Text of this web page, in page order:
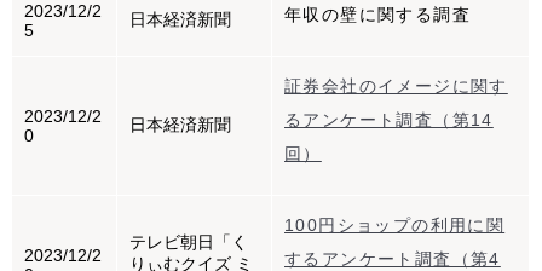
2023/12/2
5
日本経済新聞 年収の壁に関する調査
2023/12/2
0
日本経済新聞
証券会社のイメージに関す
るアンケート調査（第14
回）
2023/12/2
テレビ朝日「く
りぃむクイズ ミ
100円ショップの利用に関
するアンケート調査（第4